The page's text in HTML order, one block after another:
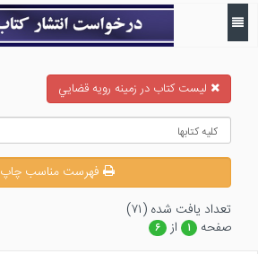
ليست كتاب در زمينه رويه قضايي
فهرست مناسب چاپ
تعداد يافت شده (۷۱)
صفحه
۱ از ۶